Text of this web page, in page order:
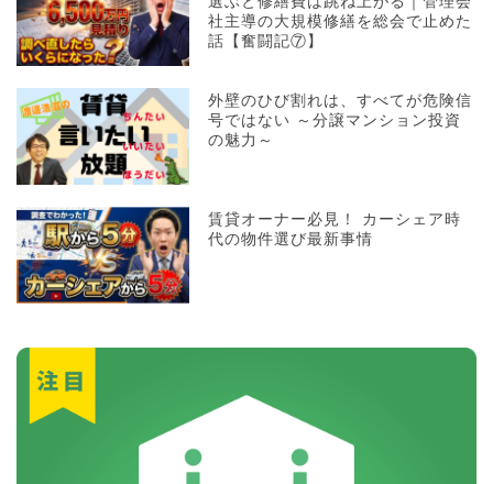
社主導の大規模修繕を総会で止めた
話【奮闘記⑦】
外壁のひび割れは、すべてが危険信
号ではない ～分譲マンション投資
の魅力～
賃貸オーナー必見！ カーシェア時
代の物件選び最新事情